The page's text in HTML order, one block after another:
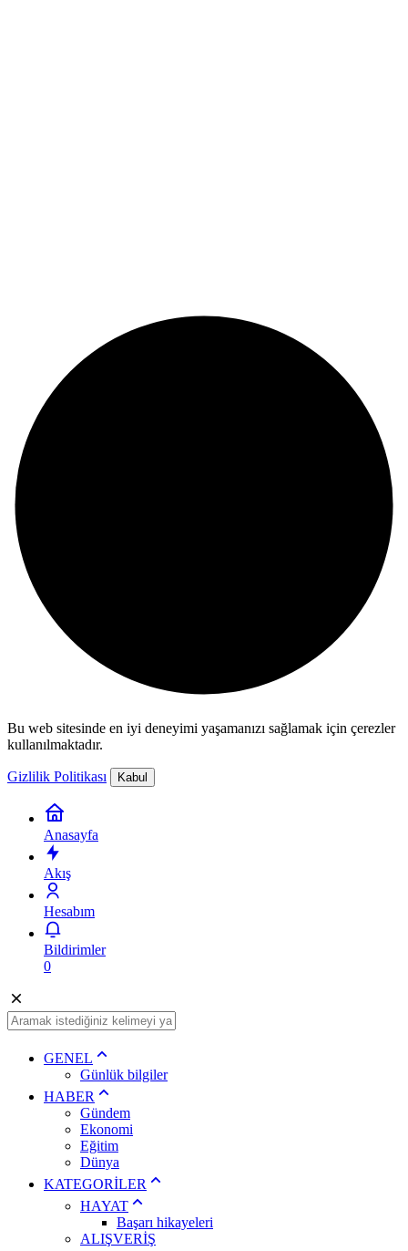
Bu web sitesinde en iyi deneyimi yaşamanızı sağlamak için çerezler
kullanılmaktadır.
Gizlilik Politikası Kabul
Anasayfa
Akış
Hesabım
Bildirimler
0
GENEL
Günlük bilgiler
HABER
Gündem
Ekonomi
Eğitim
Dünya
KATEGORİLER
HAYAT
Başarı hikayeleri
ALIŞVERİŞ